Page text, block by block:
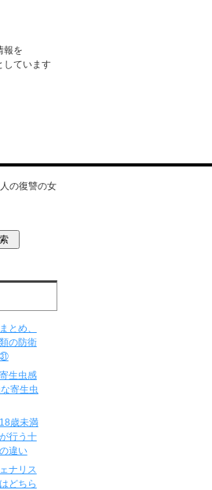
報を
しています
の復讐の女
とめ、
の防衛
生虫感
寄生虫
歳未満
行う十
違い
ナリス
どちら